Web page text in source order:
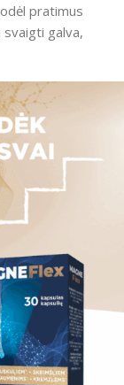
pratimus
galva,